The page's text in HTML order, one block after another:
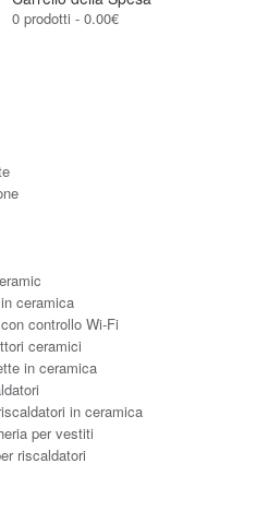
0 prodotti - 0.00€
ceramica
controllo Wi-Fi
ceramici
in ceramica
in ceramica
per vestiti
riscaldatori